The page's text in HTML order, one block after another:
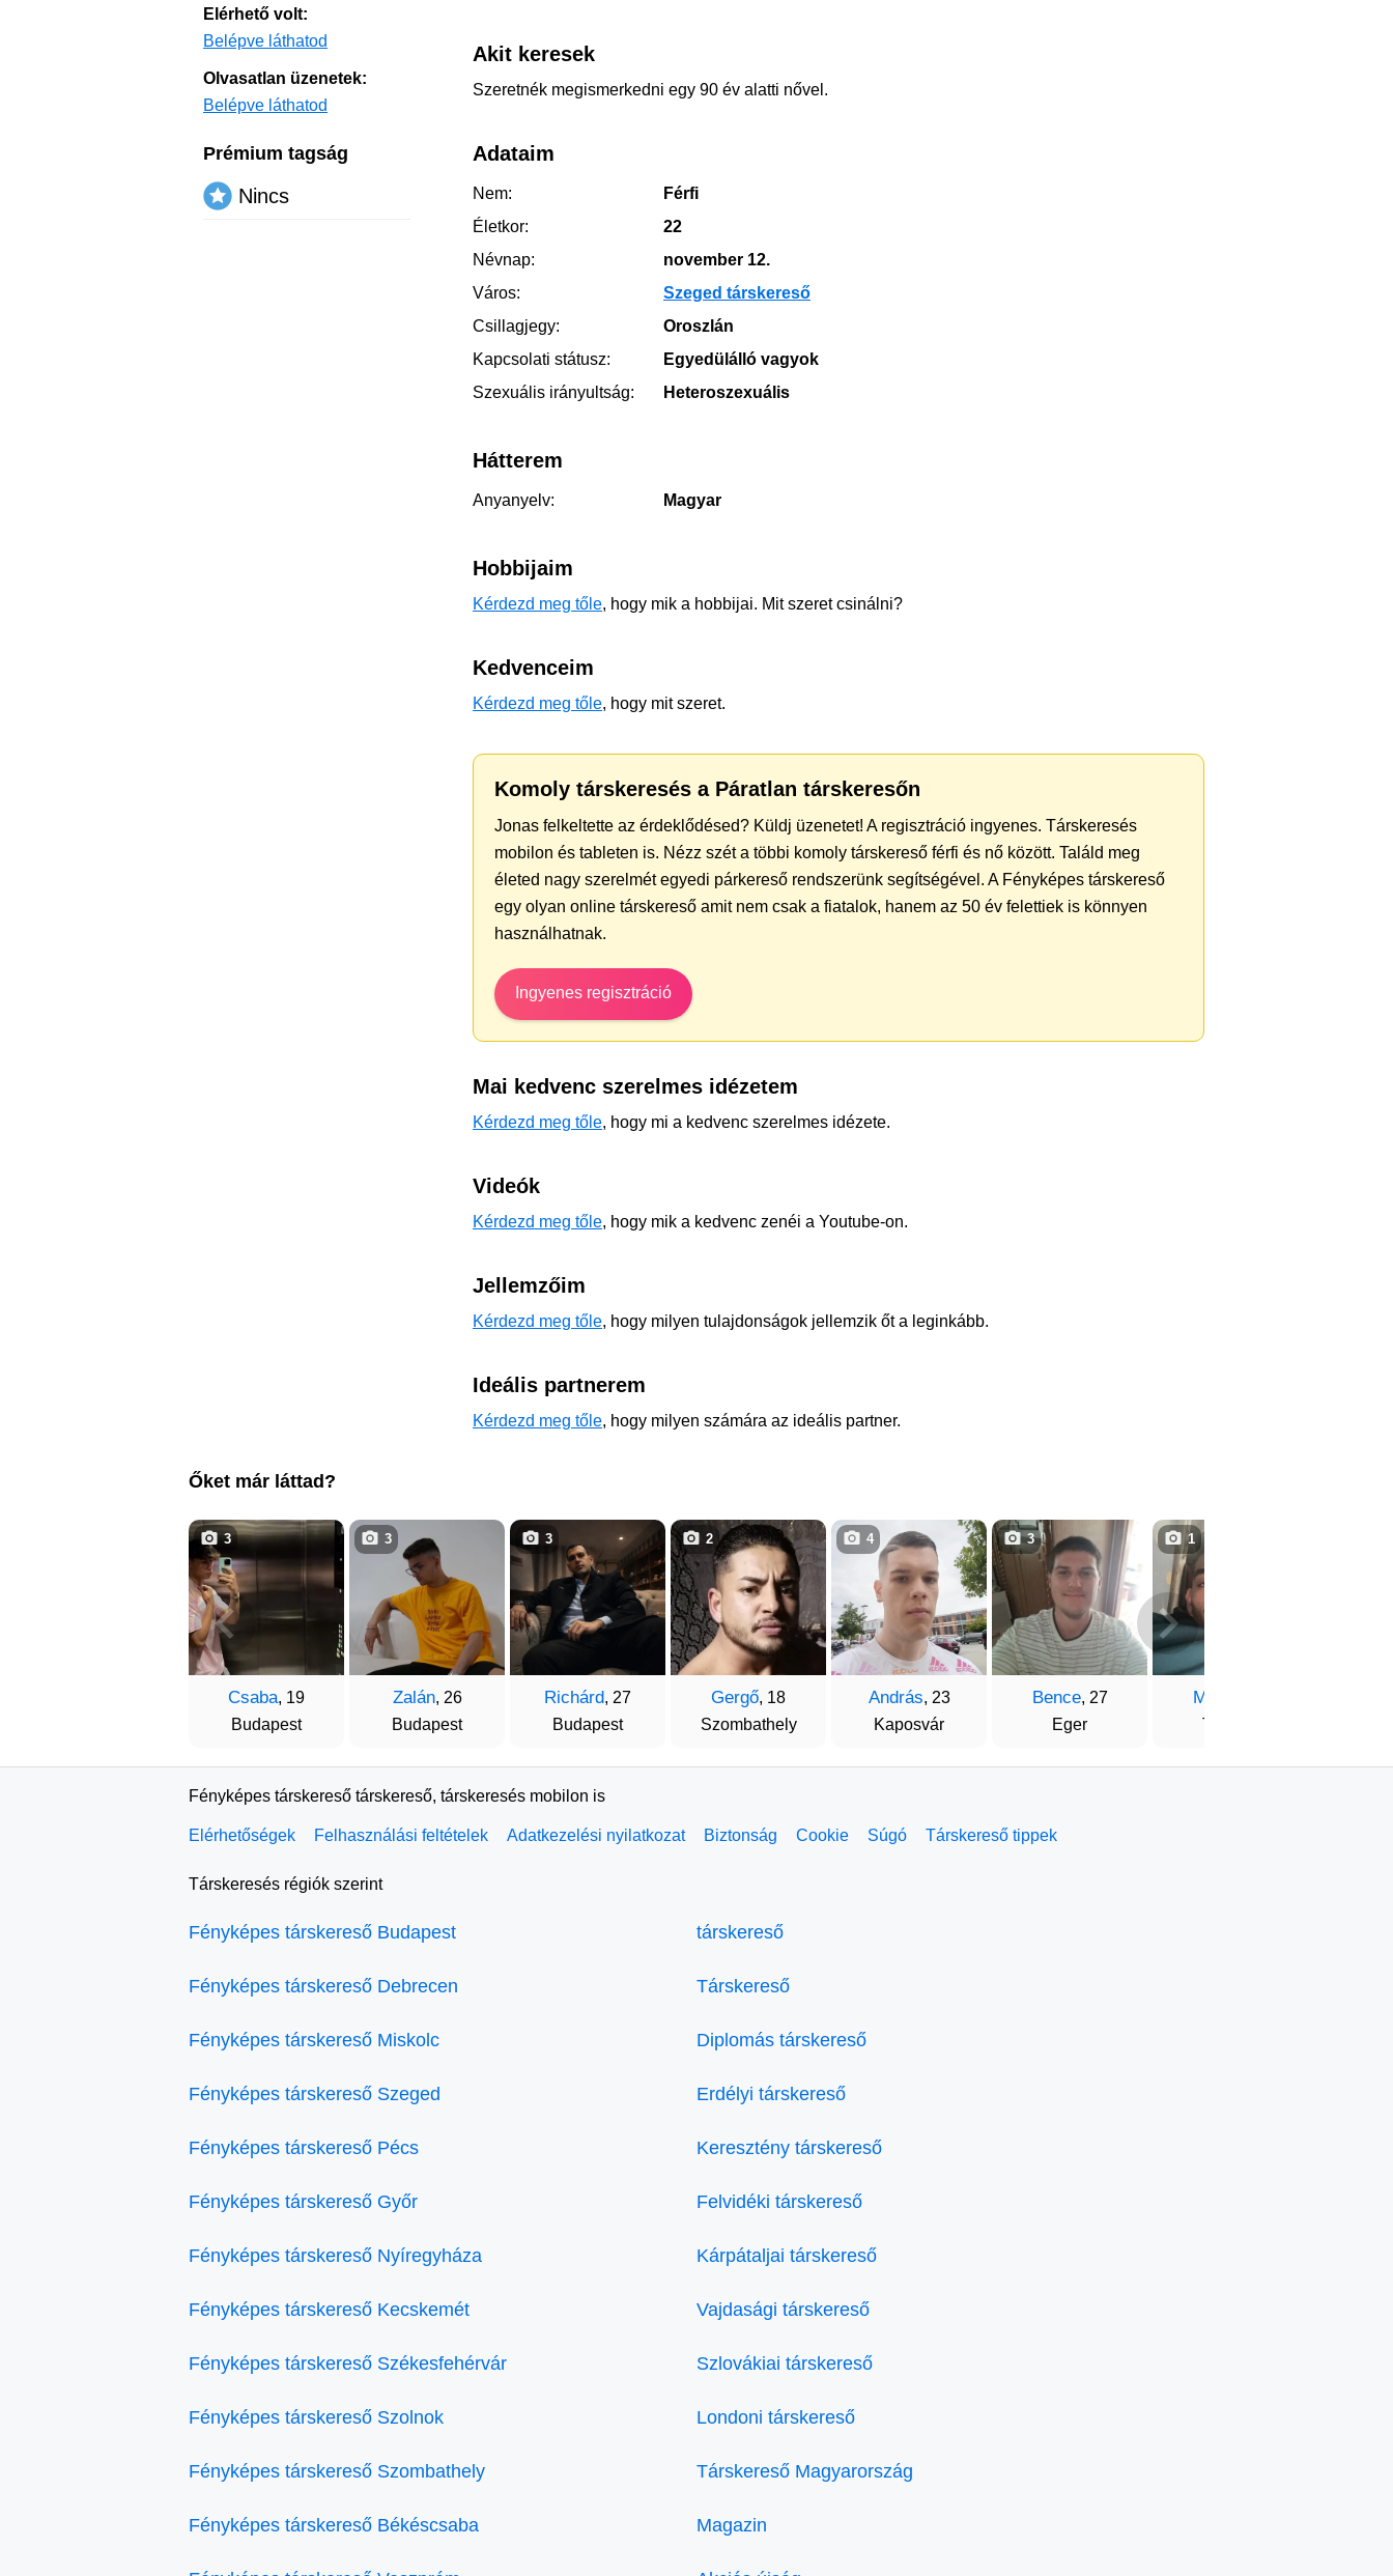
Akit keresek
Szeretnék megismerkedni egy 90 év alatti nővel.
Adataim
Nem:
Férfi
Életkor:
22
Névnap:
november 12.
Város:
Szeged társkereső
Csillagjegy:
Oroszlán
Kapcsolati státusz:
Egyedülálló vagyok
Szexuális irányultság:
Heteroszexuális
Hátterem
Anyanyelv: Magyar
Hobbijaim
Kérdezd meg tőle, hogy mik a hobbijai. Mit szeret csinálni?
Kedvenceim
Kérdezd meg tőle, hogy mit szeret.
Komoly társkeresés a Páratlan társkeresőn
Jonas felkeltette az érdeklődésed? Küldj üzenetet! A regisztráció ingyenes. Társkeresés
mobilon és tableten is. Nézz szét a többi komoly társkereső férfi és nő között. Találd meg
életed nagy szerelmét egyedi párkereső rendszerünk segítségével. A Fényképes társkereső
egy olyan online társkereső amit nem csak a fiatalok, hanem az 50 év felettiek is könnyen
használhatnak.
Ingyenes regisztráció
Mai kedvenc szerelmes idézetem
Kérdezd meg tőle, hogy mi a kedvenc szerelmes idézete.
Videók
Kérdezd meg tőle, hogy mik a kedvenc zenéi a Youtube-on.
Jellemzőim
Kérdezd meg tőle, hogy milyen tulajdonságok jellemzik őt a leginkább.
Ideális partnerem
Kérdezd meg tőle, hogy milyen számára az ideális partner.
Elérhető volt:
Belépve láthatod
Olvasatlan üzenetek:
Belépve láthatod
Prémium tagság
Nincs
Őket már láttad?
Csaba, 19
Budapest
3
Zalán, 26
Budapest
3
Richárd, 27
Budapest
3
Gergő, 18
Szombathely
2
András, 23
Kaposvár
4
Bence, 27
Eger
3
Martin
Tolcsva
1
Fényképes társkereső társkereső, társkeresés mobilon is
Elérhetőségek Felhasználási feltételek Adatkezelési nyilatkozat Biztonság Cookie Súgó Társkereső tippek
Társkeresés régiók szerint
Fényképes társkereső Budapest
Fényképes társkereső Debrecen
Fényképes társkereső Miskolc
Fényképes társkereső Szeged
Fényképes társkereső Pécs
Fényképes társkereső Győr
Fényképes társkereső Nyíregyháza
Fényképes társkereső Kecskemét
Fényképes társkereső Székesfehérvár
Fényképes társkereső Szolnok
Fényképes társkereső Szombathely
Fényképes társkereső Békéscsaba
társkereső
Társkereső
Diplomás társkereső
Erdélyi társkereső
Keresztény társkereső
Felvidéki társkereső
Kárpátaljai társkereső
Vajdasági társkereső
Szlovákiai társkereső
Londoni társkereső
Társkereső Magyarország
Magazin